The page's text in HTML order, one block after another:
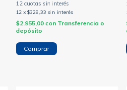
12 x $328,33 sin interés
$2.955,00 con Transferencia o
depósito
Comprar